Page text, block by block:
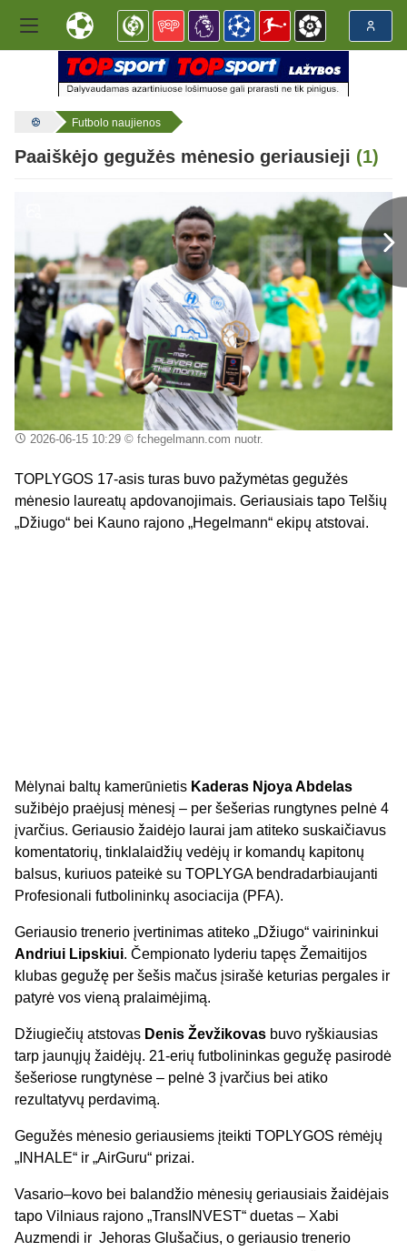
Futbolo naujienos
Paaiškėjo gegužės mėnesio geriausieji (1)
2026-06-15 10:29© fchegelmann.com nuotr.
TOPLYGOS 17-asis turas buvo pažymėtas gegužės
mėnesio laureatų apdovanojimais. Geriausiais tapo Telšių
„Džiugo“ bei Kauno rajono „Hegelmann“ ekipų atstovai.
Mėlynai baltų kamerūnietis Kaderas Njoya Abdelas
sužibėjo praėjusį mėnesį – per šešerias rungtynes pelnė 4
įvarčius. Geriausio žaidėjo laurai jam atiteko suskaičiavus
komentatorių, tinklalaidžių vedėjų ir komandų kapitonų
balsus, kuriuos pateikė su TOPLYGA bendradarbiaujanti
Profesionali futbolininkų asociacija (PFA).
Geriausio trenerio įvertinimas atiteko „Džiugo“ vairininkui
Andriui Lipskiui. Čempionato lyderiu tapęs Žemaitijos
klubas gegužę per šešis mačus įsirašė keturias pergales ir
patyrė vos vieną pralaimėjimą.
Džiugiečių atstovas Denis Ževžikovas buvo ryškiausias
tarp jaunųjų žaidėjų. 21-erių futbolininkas gegužę pasirodė
šešeriose rungtynėse – pelnė 3 įvarčius bei atiko
rezultatyvų perdavimą.
Gegužės mėnesio geriausiems įteikti TOPLYGOS rėmėjų
„INHALE“ ir „AirGuru“ prizai.
Vasario–kovo bei balandžio mėnesių geriausiais žaidėjais
tapo Vilniaus rajono „TransINVEST“ duetas – Xabi
Auzmendi ir Jehoras Glušačius, o geriausio trenerio